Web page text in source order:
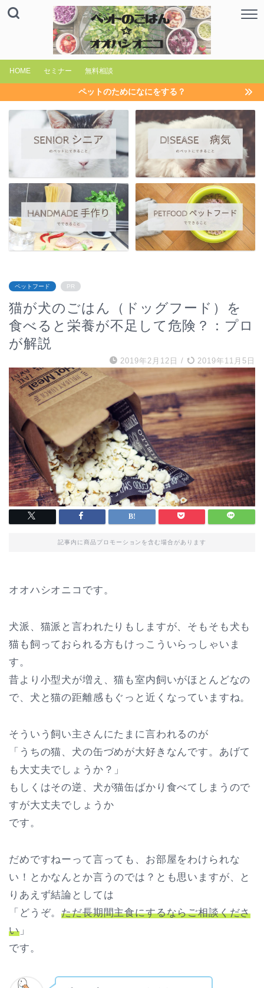
HOME セミナー 無料相談
ペットのためになにをする？
ペットフード PR
猫が犬のごはん（ドッグフード）を
食べると栄養が不足して危険？：プロ
が解説
2019年2月12日 / 2019年11月5日
記事内に商品プロモーションを含む場合があります
オオハシオニコです。
犬派、猫派と言われたりもしますが、そもそも犬も
猫も飼っておられる方もけっこういらっしゃいま
す。
昔より小型犬が増え、猫も室内飼いがほとんどなの
で、犬と猫の距離感もぐっと近くなっていますね。
そういう飼い主さんにたまに言われるのが
「うちの猫、犬の缶づめが大好きなんです。あげて
も大丈夫でしょうか？」
もしくはその逆、犬が猫缶ばかり食べてしまうので
すが大丈夫でしょうか
です。
だめですねーって言っても、お部屋をわけられな
い！とかなんとか言うのでは？とも思いますが、と
りあえず結論としては
「どうぞ。ただ長期間主食にするならご相談くださ
い」
です。